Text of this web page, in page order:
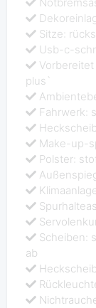
Sitze:
Usb-c-
plus`
Fahrwerk:
Make-up-
Polster:
Scheiben:
ab